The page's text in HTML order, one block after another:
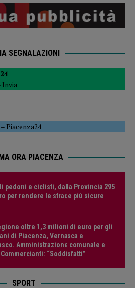
SEGNALAZIONI
Invia
–Piacenza24
ORA PIACENZA
pedoni e ciclisti, dalla Provincia 295
per rendere le strade più sicure
oltre 1,3 milioni di euro per gli
di Piacenza, Vernasca e
Amministrazione comunale e
“Soddisfatti”
SPORT